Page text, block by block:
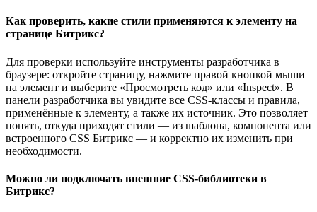
Как проверить, какие стили применяются к элементу на
странице Битрикс?
Для проверки используйте инструменты разработчика в
браузере: откройте страницу, нажмите правой кнопкой мыши
на элемент и выберите «Просмотреть код» или «Inspect». В
панели разработчика вы увидите все CSS-классы и правила,
применённые к элементу, а также их источник. Это позволяет
понять, откуда приходят стили — из шаблона, компонента или
встроенного CSS Битрикс — и корректно их изменить при
необходимости.
Можно ли подключать внешние CSS-библиотеки в
Битрикс?